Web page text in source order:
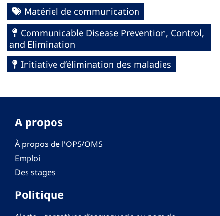
Matériel de communication
Communicable Disease Prevention, Control,
and Elimination
Initiative d’élimination des maladies
A propos
À propos de l'OPS/OMS
Emploi
Des stages
Politique